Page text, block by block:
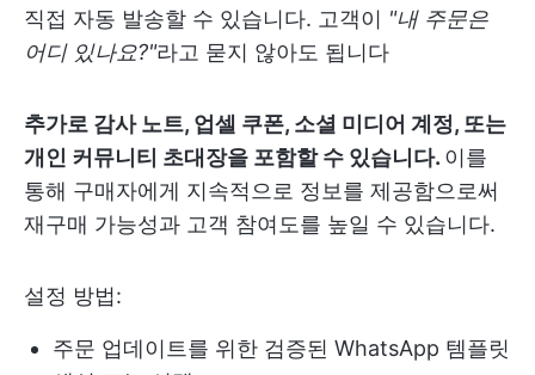
직접 자동 발송할 수 있습니다. 고객이 "내 주문은
어디 있나요?"라고 묻지 않아도 됩니다
추가로 감사 노트, 업셀 쿠폰, 소셜 미디어 계정, 또는
개인 커뮤니티 초대장을 포함할 수 있습니다. 이를
통해 구매자에게 지속적으로 정보를 제공함으로써
재구매 가능성과 고객 참여도를 높일 수 있습니다.
설정 방법:
주문 업데이트를 위한 검증된 WhatsApp 템플릿